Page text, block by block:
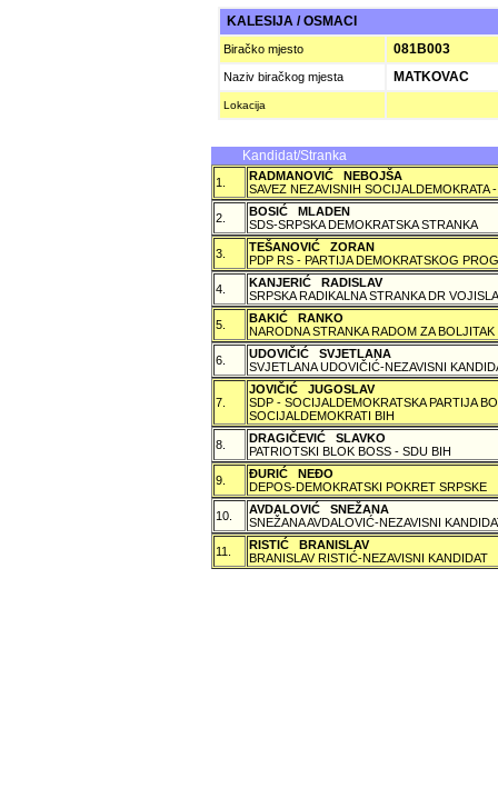
KALESIJA / OSMACI
Biračko mjesto 081B003
Naziv biračkog mjesta MATKOVAC
Lokacija
Kandidat/Stranka
1.
RADMANOVIĆ NEBOJŠA
SAVEZ NEZAVISNIH SOCIJALDEMOKRATA
2.
BOSIĆ MLADEN
SDS-SRPSKA DEMOKRATSKA STRANKA
3.
TEŠANOVIĆ ZORAN
PDP RS - PARTIJA DEMOKRATSKOG
4.
KANJERIĆ RADISLAV
SRPSKA RADIKALNA STRANKA DR
5.
BAKIĆ RANKO
NARODNA STRANKA RADOM ZA BOLJITAK
6.
UDOVIČIĆ SVJETLANA
SVJETLANA UDOVIČIĆ-NEZAVISNI
7.
JOVIČIĆ JUGOSLAV
SDP - SOCIJALDEMOKRATSKA PARTIJA
SOCIJALDEMOKRATI BIH
8.
DRAGIČEVIĆ SLAVKO
PATRIOTSKI BLOK BOSS - SDU BIH
9.
ÐURIĆ NEÐO
DEPOS-DEMOKRATSKI POKRET SRPSKE
10.
AVDALOVIĆ SNEŽANA
SNEŽANA AVDALOVIĆ-NEZAVISNI
11.
RISTIĆ BRANISLAV
BRANISLAV RISTIĆ-NEZAVISNI KANDIDAT